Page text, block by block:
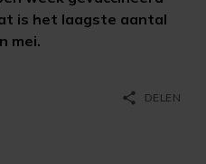
is het laagste aantal
mei.
share DELEN